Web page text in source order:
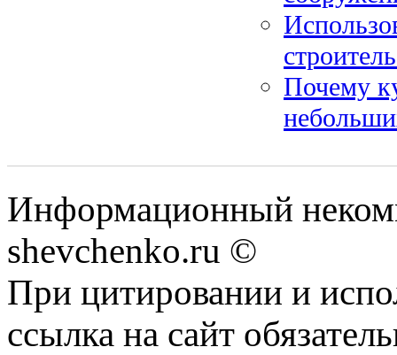
Почему
Информационный
shevchenko.ru ©
При цитировании и
ссылка на сайт